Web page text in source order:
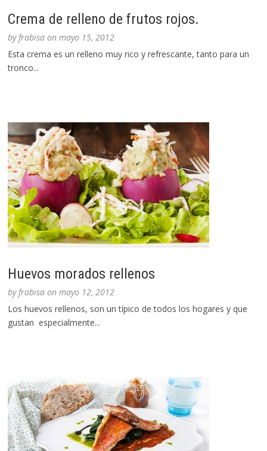
Crema de relleno de frutos rojos.
byfrabisa onmayo 15, 2012
Esta crema es un relleno muy rico y refrescante, tanto para un
tronco...
Huevos morados rellenos
byfrabisa onmayo 12, 2012
Los huevos rellenos, son un típico de todos los hogares y que
gustan especialmente...